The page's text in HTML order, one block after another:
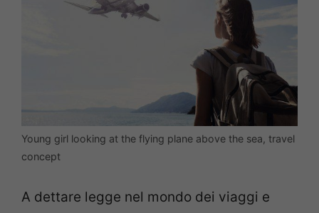
Young girl looking at the flying plane above the sea, travel
concept
A dettare legge nel mondo dei viaggi e